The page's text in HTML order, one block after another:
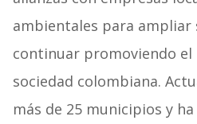
ambientales para ampliar
continuar promoviendo el
sociedad colombiana.
más de 25 municipios y